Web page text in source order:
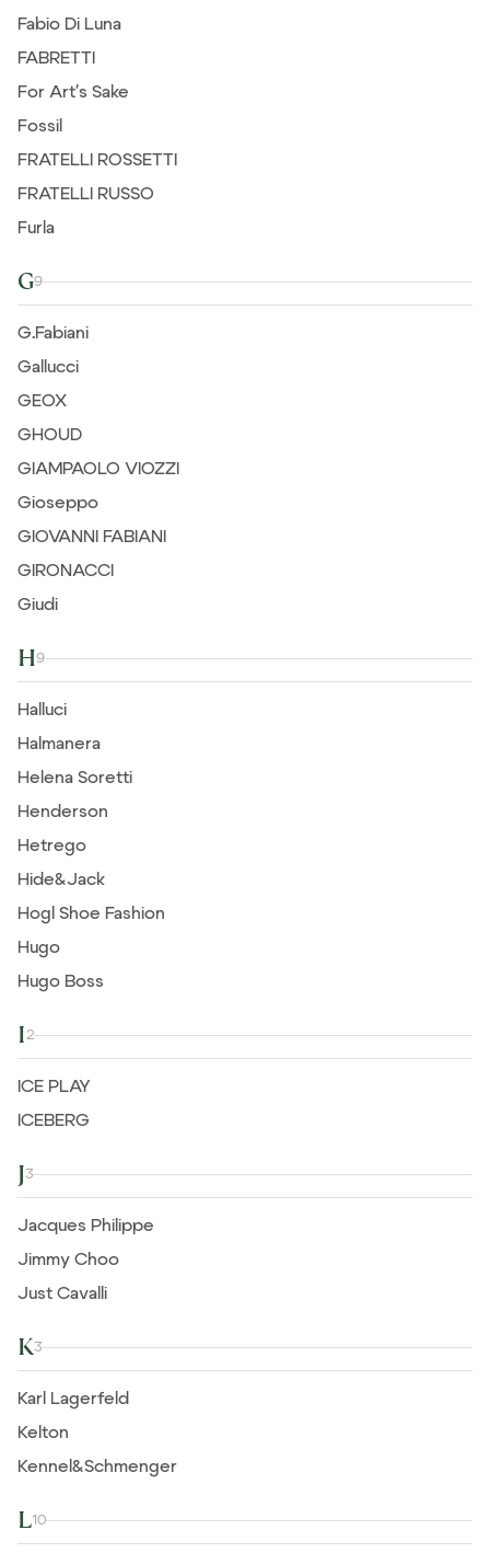
Fabio Di Luna
FABRETTI
For Art's Sake
Fossil
FRATELLI ROSSETTI
FRATELLI RUSSO
Furla
G9
G.Fabiani
Gallucci
GEOX
GHOUD
GIAMPAOLO VIOZZI
Gioseppo
GIOVANNI FABIANI
GIRONACCI
Giudi
H9
Halluci
Halmanera
Helena Soretti
Henderson
Hetrego
Hide&Jack
Hogl Shoe Fashion
Hugo
Hugo Boss
I 2
ICE PLAY
ICEBERG
J3
Jacques Philippe
Jimmy Choo
Just Cavalli
K3
Karl Lagerfeld
Kelton
Kennel&Schmenger
L10